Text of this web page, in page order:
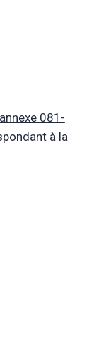
081-
à la